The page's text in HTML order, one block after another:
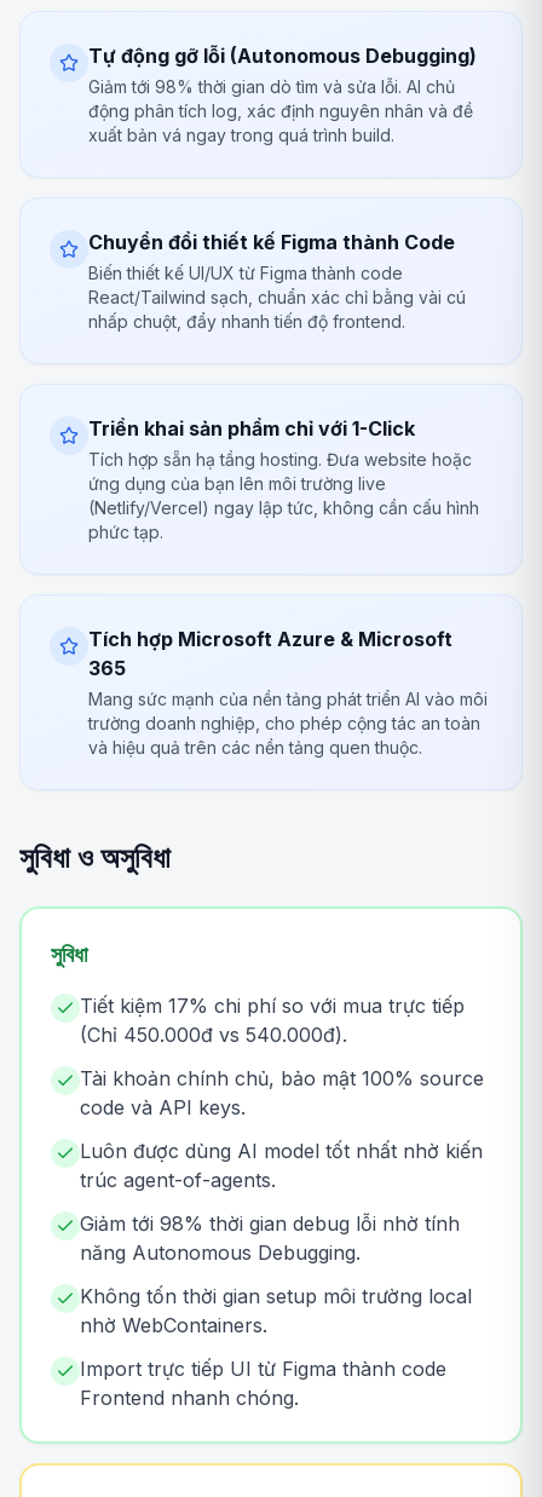
Tự động gỡ lỗi (Autonomous Debugging)
Giảm tới 98% thời gian dò tìm và sửa lỗi. AI chủ
động phân tích log, xác định nguyên nhân và đề
xuất bản vá ngay trong quá trình build.
Chuyển đổi thiết kế Figma thành Code
Biến thiết kế UI/UX từ Figma thành code
React/Tailwind sạch, chuẩn xác chỉ bằng vài cú
nhấp chuột, đẩy nhanh tiến độ frontend.
Triển khai sản phẩm chỉ với 1-Click
Tích hợp sẵn hạ tầng hosting. Đưa website hoặc
ứng dụng của bạn lên môi trường live
(Netlify/Vercel) ngay lập tức, không cần cấu hình
phức tạp.
Tích hợp Microsoft Azure & Microsoft
365
Mang sức mạnh của nền tảng phát triển AI vào môi
trường doanh nghiệp, cho phép cộng tác an toàn
và hiệu quả trên các nền tảng quen thuộc.
সুবিধা ও অসুবিধা
সুবিধা
Tiết kiệm 17% chi phí so với mua trực tiếp
(Chỉ 450.000đ vs 540.000đ).
Tài khoản chính chủ, bảo mật 100% source
code và API keys.
Luôn được dùng AI model tốt nhất nhờ kiến
trúc agent-of-agents.
Giảm tới 98% thời gian debug lỗi nhờ tính
năng Autonomous Debugging.
Không tốn thời gian setup môi trường local
nhờ WebContainers.
Import trực tiếp UI từ Figma thành code
Frontend nhanh chóng.